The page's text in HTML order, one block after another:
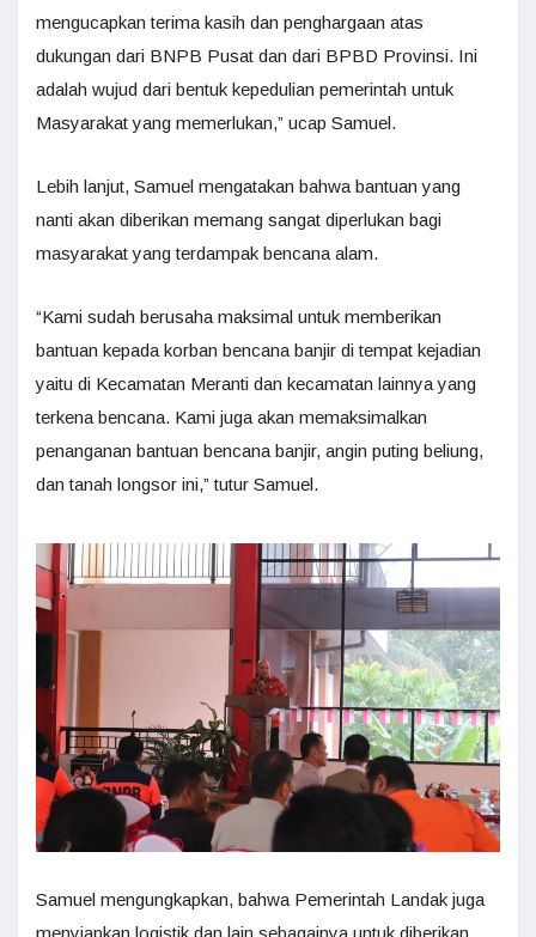
mengucapkan terima kasih dan penghargaan atas
dukungan dari BNPB Pusat dan dari BPBD Provinsi. Ini
adalah wujud dari bentuk kepedulian pemerintah untuk
Masyarakat yang memerlukan,” ucap Samuel.
Lebih lanjut, Samuel mengatakan bahwa bantuan yang
nanti akan diberikan memang sangat diperlukan bagi
masyarakat yang terdampak bencana alam.
“Kami sudah berusaha maksimal untuk memberikan
bantuan kepada korban bencana banjir di tempat kejadian
yaitu di Kecamatan Meranti dan kecamatan lainnya yang
terkena bencana. Kami juga akan memaksimalkan
penanganan bantuan bencana banjir, angin puting beliung,
dan tanah longsor ini,” tutur Samuel.
Samuel mengungkapkan, bahwa Pemerintah Landak juga
menyiapkan logistik dan lain sebagainya untuk diberikan